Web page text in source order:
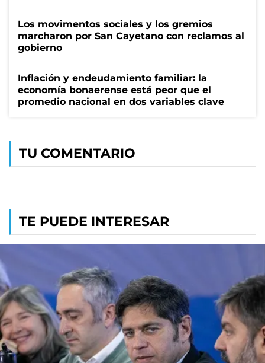
Los movimentos sociales y los gremios
marcharon por San Cayetano con reclamos al
gobierno
Inflación y endeudamiento familiar: la
economía bonaerense está peor que el
promedio nacional en dos variables clave
TU COMENTARIO
TE PUEDE INTERESAR